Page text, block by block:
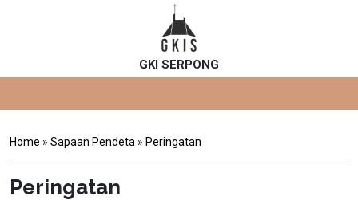
GKI SERPONG
Home » Sapaan Pendeta » Peringatan
Peringatan